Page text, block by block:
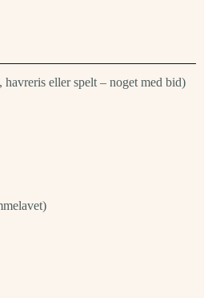
havreris eller spelt – noget med bid)